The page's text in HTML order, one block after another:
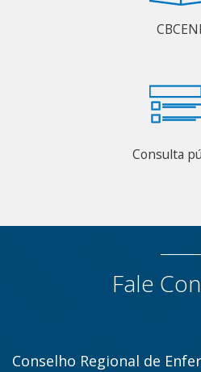
Consulta
Fale
Conselho Regional de